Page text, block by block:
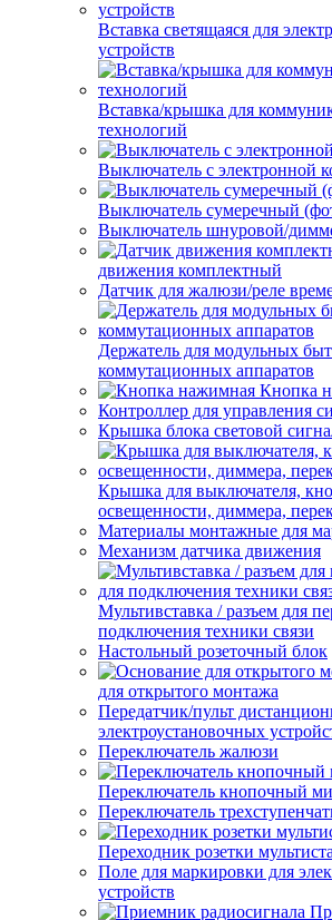
Вставка светящаяся для
устройств
Вставка/крышка для
технологий
Выключатель с электронной
Выключатель сумеречный
Выключатель шнуровой/
движения комплектный
Датчик для жалюзи/реле
Держатель для модульных
коммутационных аппаратов
Кнопка
Контроллер для управления
Крышка блока световой
Крышка для выключателя,
освещенности, диммера,
Материалы монтажные для
Механизм датчика движения
Мультивставка / разъем для
подключения техники связи
Настольный розеточный блок
для открытого монтажа
Передатчик/пульт
электроустановочных
Переключатель жалюзи
Переключатель кнопочный
Переключатель
Переходник розетки
Поле для маркировки для
устройств